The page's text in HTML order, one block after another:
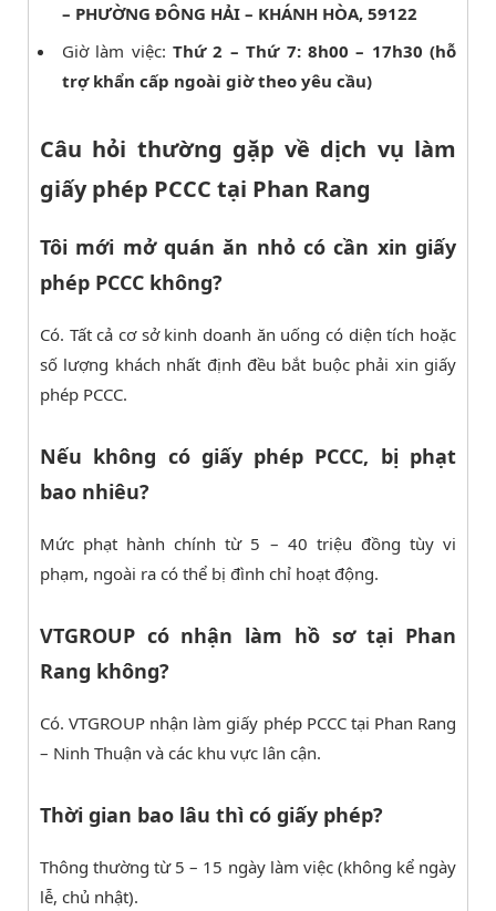
– PHƯỜNG ĐÔNG HẢI – KHÁNH HÒA, 59122
Giờ làm việc:Thứ 2 – Thứ 7: 8h00 – 17h30 (hỗ
trợ khẩn cấp ngoài giờ theo yêu cầu)
Câu hỏi thường gặp về dịch vụ làm
giấy phép PCCC tại Phan Rang
Tôi mới mở quán ăn nhỏ có cần xin giấy
phép PCCC không?
Có. Tất cả cơ sở kinh doanh ăn uống có diện tích hoặc
số lượng khách nhất định đều bắt buộc phải xin giấy
phép PCCC.
Nếu không có giấy phép PCCC, bị phạt
bao nhiêu?
Mức phạt hành chính từ 5 – 40 triệu đồng tùy vi
phạm, ngoài ra có thể bị đình chỉ hoạt động.
VTGROUP có nhận làm hồ sơ tại Phan
Rang không?
Có. VTGROUP nhận làm giấy phép PCCC tại Phan Rang
– Ninh Thuận và các khu vực lân cận.
Thời gian bao lâu thì có giấy phép?
Thông thường từ 5 – 15 ngày làm việc (không kể ngày
lễ, chủ nhật).